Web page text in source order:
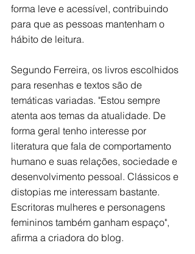
forma leve e acessível, contribuindo
para que as pessoas mantenham o
hábito de leitura.
Segundo Ferreira, os livros escolhidos
para resenhas e textos são de
temáticas variadas. "Estou sempre
atenta aos temas da atualidade. De
forma geral tenho interesse por
literatura que fala de comportamento
humano e suas relações, sociedade e
desenvolvimento pessoal. Clássicos e
distopias me interessam bastante.
Escritoras mulheres e personagens
femininos também ganham espaço",
afirma a criadora do blog.